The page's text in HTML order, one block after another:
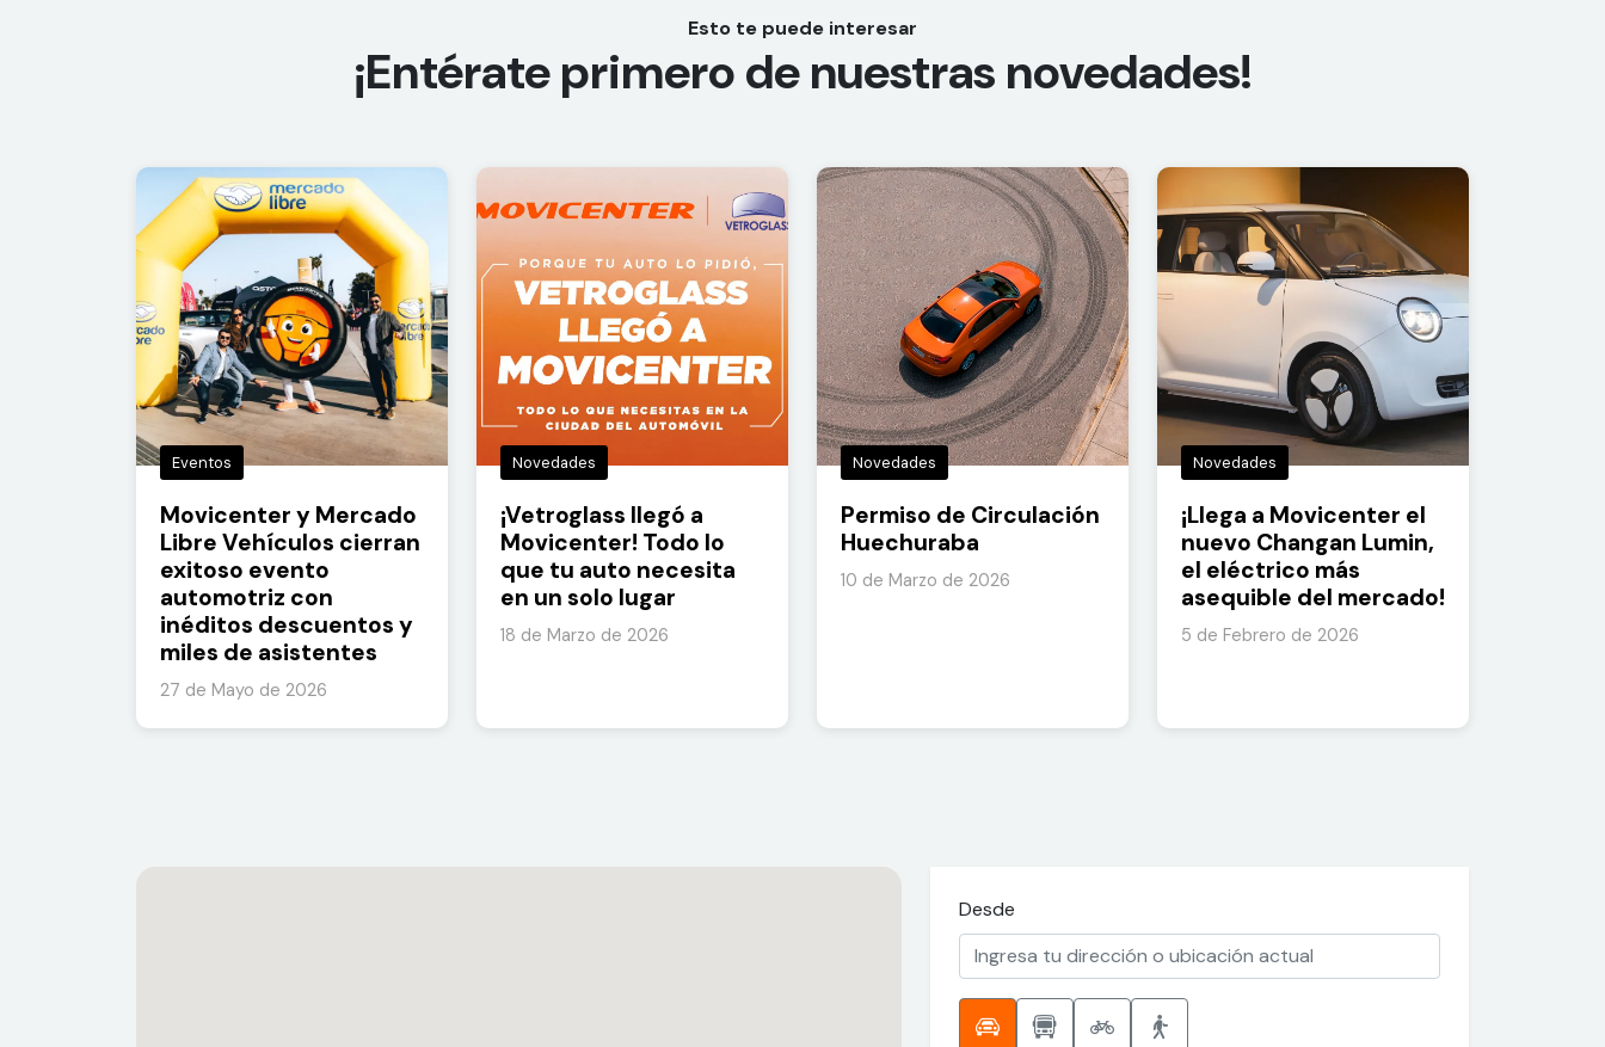
Esto te puede interesar
¡Entérate primero de nuestras novedades!
Eventos
Movicenter y Mercado
Libre Vehículos cierran
exitoso evento
automotriz con
inéditos descuentos y
miles de asistentes
27 de Mayo de 2026
Novedades
¡Vetroglass llegó a
Movicenter! Todo lo
que tu auto necesita
en un solo lugar
18 de Marzo de 2026
Novedades
Permiso de Circulación
Huechuraba
10 de Marzo de 2026
Novedades
¡Llega a Movicenter el
nuevo Changan Lumin,
el eléctrico más
asequible del mercado!
5 de Febrero de 2026
Desde